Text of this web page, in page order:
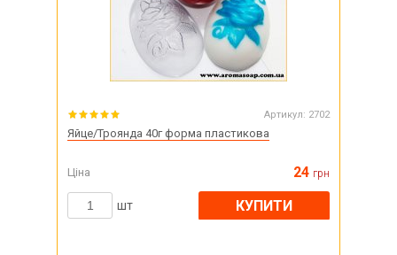
Артикул: 2702
Яйце/Троянда 40г форма пластикова
Ціна 24 грн
шт КУПИТИ